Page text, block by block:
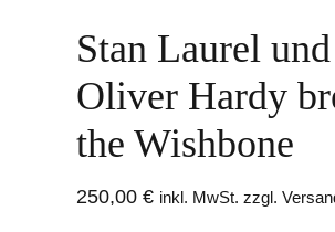
Stan Laurel und
Oliver Hardy
the Wishbone
250,00 € inkl. MwSt. zzgl.